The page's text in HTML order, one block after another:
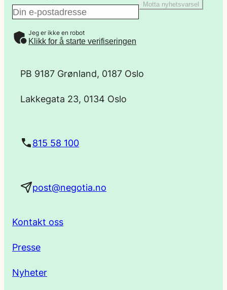
E
-
Motta nyhetsvarsel
Jeg er ikke en robot
Klikk for å starte verifiseringen
PB 9187 Grønland, 0187 Oslo
Lakkegata 23, 0134 Oslo
815 58 100
post@negotia.no
Kontakt oss
Presse
Nyheter